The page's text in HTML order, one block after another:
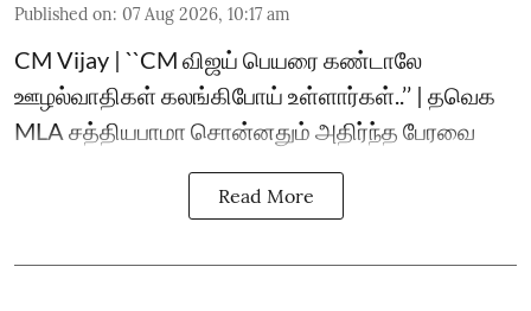
Published on: 07 Aug 2026, 10:17 am
CM Vijay | ``CM விஜய் பெயரை கண்டாலே
ஊழல்வாதிகள் கலங்கிபோய் உள்ளார்கள்..’’ | தவெக
MLA சத்தியபாமா சொன்னதும் அதிர்ந்த பேரவை
Read More